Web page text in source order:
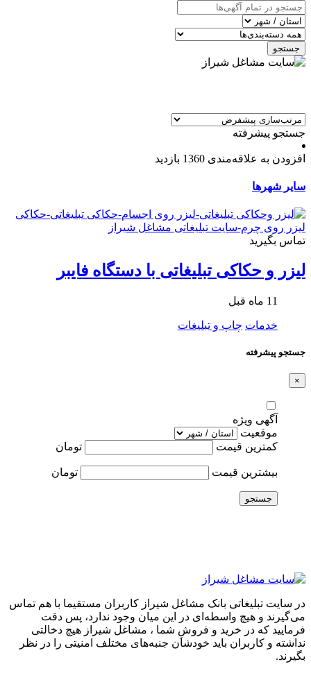
جستجو
جستجو پیشرفته
افزودن به علاقه‌مندی 1360 بازدید
سایر شهرها
تماس بگیرید
لیزر و حکاکی تبلیغاتی با دستگاه فایبر
11 ماه قبل
خدمات چاپ و تبلیغات
جستجو پیشرفته
×
آگهی ویژه
موقعیت
کمترین قیمت
تومان
بیشترین قیمت تومان
جستجو
در سایت تبلیغاتی بانک مشاغل شیراز کاربران مستقیما با هم تماس
می‌گیرند و هیچ واسطه‌ای در این میان وجود ندارد، پس دقت
فرمایید که در خرید و فروشِ شما ، مشاغل شیراز هیچ دخالتی
نداشته و کاربران باید خودشان جنبه‌های مختلف امنیتی را در نظر
بگیرند.